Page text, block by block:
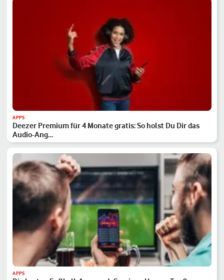
APPS
Deezer Premium für 4 Monate gratis: So holst Du Dir das
Audio-Ang…
APPS